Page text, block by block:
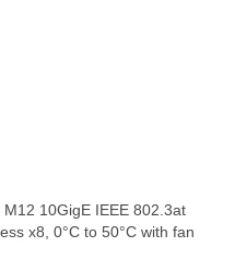
10GigE IEEE 802.3at
x8, 0°C to 50°C with fan